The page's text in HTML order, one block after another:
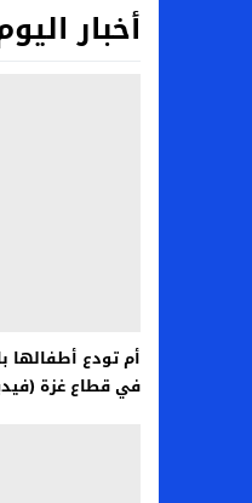
أخبار
أم تودع أطفالها
في قطاع غزة